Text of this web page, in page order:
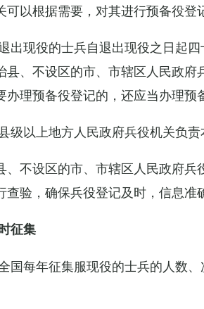
以根据需要，对其进行预备役登
出现役的士兵自退出现役之日起
县、不设区的市、市辖区人民政
理预备役登记的，还应当办理预
级以上地方人民政府兵役机关负责
、不设区的市、市辖区人民政府
验，确保兵役登记及时，信息准
征集
国每年征集服现役的士兵的人数